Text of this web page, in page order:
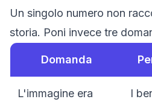
Un singolo numero non
storia. Poni invece tre
Domanda
L'immagine era
I